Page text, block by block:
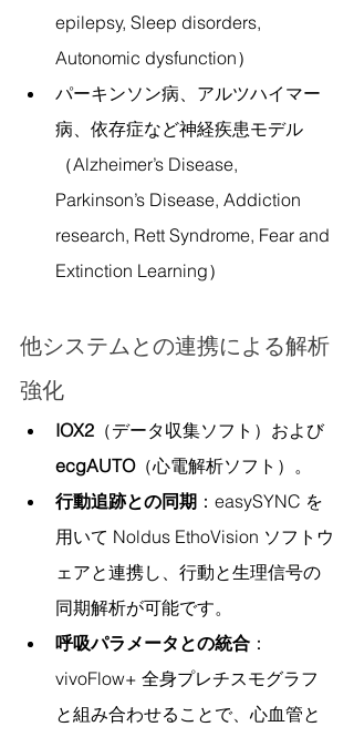
epilepsy, Sleep disorders,
Autonomic dysfunction）
パーキンソン病、アルツハイマー
病、依存症など神経疾患モデル
（Alzheimer’s Disease,
Parkinson’s Disease, Addiction
research, Rett Syndrome, Fear and
Extinction Learning）
他システムとの連携による解析
強化
IOX2 （データ収集ソフト）および
ecgAUTO（心電解析ソフト）。
行動追跡との同期 ：easySYNC を
用いて Noldus EthoVision ソフトウ
ェアと連携し、行動と生理信号の
同期解析が可能です。
呼吸パラメータとの統合 ：
vivoFlow+ 全身プレチスモグラフ
と組み合わせることで、心血管と